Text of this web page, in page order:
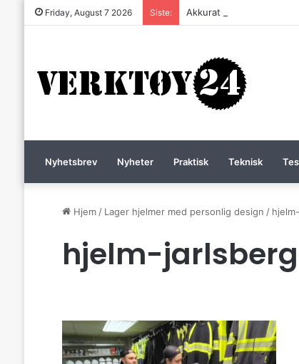
Friday, August 7 2026 Siste: Akkurat nå er batteri-
Nyhetsbrev Nyheter Praktisk Teknisk
Hjem / Lager hjelmer med personlig design /
hjelm-